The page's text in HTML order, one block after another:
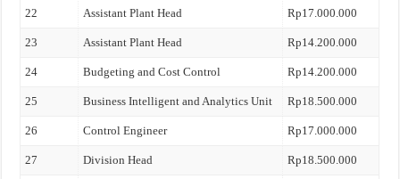
22 Assistant Plant Head Rp17.000.000
23 Assistant Plant Head Rp14.200.000
24 Budgeting and Cost Control Rp14.200.000
25 Business Intelligent and Analytics Unit Rp18.500.000
26 Control Engineer Rp17.000.000
27 Division Head Rp18.500.000